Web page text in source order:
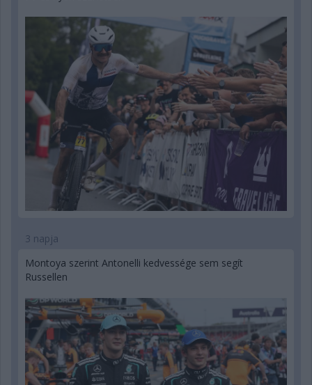
3 napja
Montoya szerint Antonelli kedvessége sem segít
Russellen